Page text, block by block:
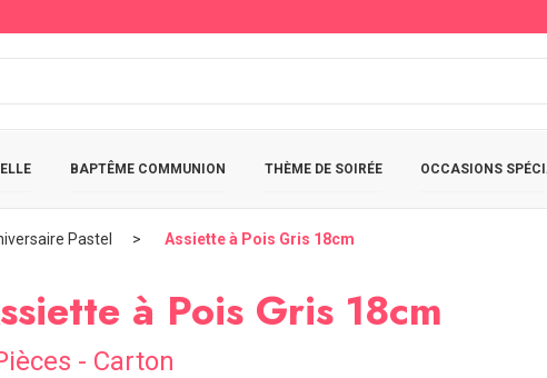
BAPTÊME COMMUNION THÈME DE SOIRÉE OCCASIONS
Pastel Assiette à Pois Gris 18cm
à Pois Gris 18cm
- Carton